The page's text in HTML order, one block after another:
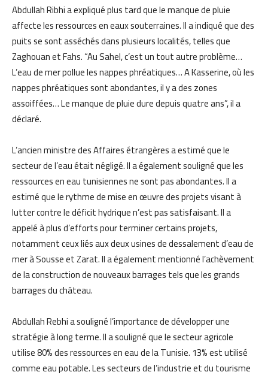
Abdullah Ribhi a expliqué plus tard que le manque de pluie
affecte les ressources en eaux souterraines. Il a indiqué que des
puits se sont asséchés dans plusieurs localités, telles que
Zaghouan et Fahs. “Au Sahel, c’est un tout autre problème…
L’eau de mer pollue les nappes phréatiques… A Kasserine, où les
nappes phréatiques sont abondantes, il y a des zones
assoiffées… Le manque de pluie dure depuis quatre ans”, il a
déclaré.
L’ancien ministre des Affaires étrangères a estimé que le
secteur de l’eau était négligé. Il a également souligné que les
ressources en eau tunisiennes ne sont pas abondantes. Il a
estimé que le rythme de mise en œuvre des projets visant à
lutter contre le déficit hydrique n’est pas satisfaisant. Il a
appelé à plus d’efforts pour terminer certains projets,
notamment ceux liés aux deux usines de dessalement d’eau de
mer à Sousse et Zarat. Il a également mentionné l’achèvement
de la construction de nouveaux barrages tels que les grands
barrages du château.
Abdullah Rebhi a souligné l’importance de développer une
stratégie à long terme. Il a souligné que le secteur agricole
utilise 80% des ressources en eau de la Tunisie. 13% est utilisé
comme eau potable. Les secteurs de l’industrie et du tourisme